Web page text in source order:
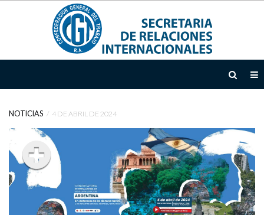
INICIO
INSTITUCIONAL
ÁREAS
DE
ACCIÓN
DOCUMENTOS
NOTICIAS 4 DE ABRIL DE 2024